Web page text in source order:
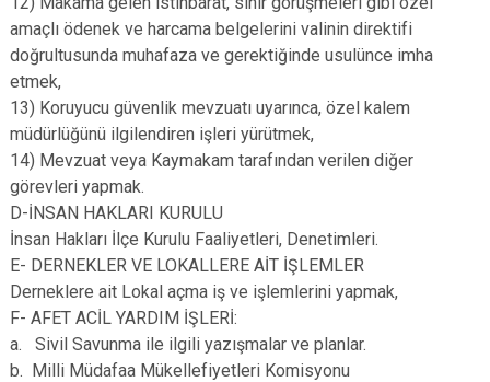
amaçlı ödenek ve harcama belgelerini valinin direktifi
doğrultusunda muhafaza ve gerektiğinde usulünce imha
etmek,
13) Koruyucu güvenlik mevzuatı uyarınca, özel kalem
müdürlüğünü ilgilendiren işleri yürütmek,
14) Mevzuat veya Kaymakam tarafından verilen diğer
görevleri yapmak.
D-İNSAN HAKLARI KURULU
İnsan Hakları İlçe Kurulu Faaliyetleri, Denetimleri.
E- DERNEKLER VE LOKALLERE AİT İŞLEMLER
Derneklere ait Lokal açma iş ve işlemlerini yapmak,
F- AFET ACİL YARDIM İŞLERİ:
a. Sivil Savunma ile ilgili yazışmalar ve planlar.
b. Milli Müdafaa Mükellefiyetleri Komisyonu